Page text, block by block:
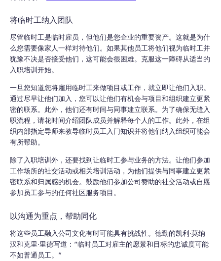
将临时工纳入团队
尽管临时工是临时雇员，但他们是您企业的重要资产。这就是为什
么您需要像家人一样对待他们。如果其他员工将他们视为临时工并
犹豫不决是否接受他们，这可能会很困难。克服这一障碍从适当的
入职培训开始。
一旦您知道您将雇用临时工来做项目或工作，就立即让他们入职。
通过尽早让他们加入，您可以让他们有机会与项目和组织建立更紧
密的联系。此外，他们还有时间与同事建立联系。为了确保无缝入
职流程，请花时间介绍团队成员并解释每个人的工作。此外，在组
织内部指定导师来教导临时员工入门知识并将他们纳入组织可能会
有所帮助。
除了入职培训外，还要找到让临时工参与业务的方法。让他们参加
工作场所的社交活动或相关培训活动，为他们提供与同事建立更紧
密联系和归属感的机会。鼓励他们参加公司赞助的社交活动或自愿
参加员工参与的任何社区服务项目。
以沟通为重点，帮助同化
将这些员工融入公司文化有时可能具有挑战性。德勤的凯利·莫纳
汉和克里·里德写道：“临时员工对雇主的愿景和目标的忠诚度可能
不如普通员工。”